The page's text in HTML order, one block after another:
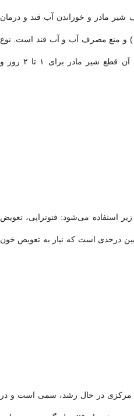
شیر مادر و خوراندن آب قند و درمان
( بیش از ۱۰ بار در ۲۴ ساعت ) و منع مصرف آب و آب قند است. نوع
دیررس بعد از هفته اول شروع می‌شود و درمان آن قطع شیر مادر برای ۱ تا ۲ روز و
استفاده می‌شود: فتوتراپی، تعویض
درحدی است که نیاز به تعویض خون
مرکزی در حال رشد، سمی است و در